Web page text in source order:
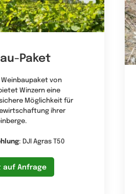
Paket
Weinbaupaket von
Winzern eine
Möglichkeit für
ihrer
: DJI Agras T50
auf Anfrage